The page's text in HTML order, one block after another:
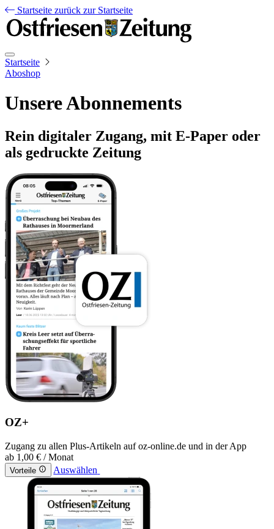
Startseite zurück zur Startseite
Startseite
Aboshop
Unsere Abonnements
Rein digitaler Zugang, mit E-Paper oder
als gedruckte Zeitung
OZ+
Zugang zu allen Plus-Artikeln auf oz-online.de und in der App
ab 1,00 € / Monat
Vorteile Auswählen